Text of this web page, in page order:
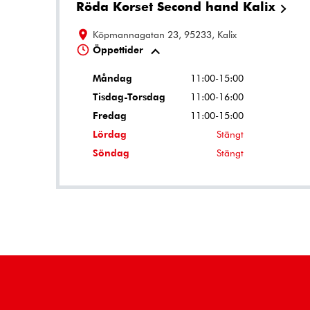
Röda Korset Second hand Kalix
Köpmannagatan 23, 95233, Kalix
Öppettider
Måndag
11:00-15:00
Tisdag-Torsdag
11:00-16:00
Fredag
11:00-15:00
Lördag
Stängt
Söndag
Stängt